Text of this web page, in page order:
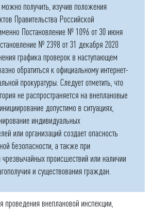
получить, изучив положения
Правительства Российской
Постановление № 1096 от 30 июня
№ 2398 от 31 декабря 2020
графика проверок в наступающем
обратиться к официальному интернет-
прокуратуры. Следует отметить, что
не распространяется на внеплановые
допустимо в ситуациях,
индивидуальных
или организаций создает опасность
безопасности, а также при
чрезвычайных происшествий или наличии
и существования граждан.
внеплановой инспекции,